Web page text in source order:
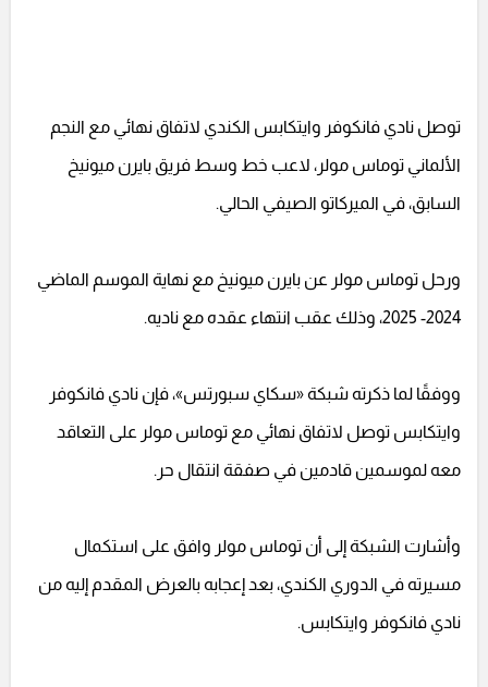
توصل نادي فانكوفر وايتكابس الكندي لاتفاق نهائي مع النجم
الألماني توماس مولر، لاعب خط وسط فريق بايرن ميونيخ
السابق، في الميركاتو الصيفي الحالي.
ورحل توماس مولر عن بايرن ميونيخ مع نهاية الموسم الماضي
2024- 2025، وذلك عقب انتهاء عقده مع ناديه.
ووفقًا لما ذكرته شبكة «سكاي سبورتس»، فإن نادي فانكوفر
وايتكابس توصل لاتفاق نهائي مع توماس مولر على التعاقد
معه لموسمين قادمين في صفقة انتقال حر.
وأشارت الشبكة إلى أن توماس مولر وافق على استكمال
مسيرته في الدوري الكندي، بعد إعجابه بالعرض المقدم إليه من
نادي فانكوفر وايتكابس.